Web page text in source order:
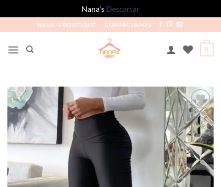
Nana's Descartar
NANA´S BOUTIQUE CONTÁCTANOS
0
Añadir
a la
lista
de
deseos